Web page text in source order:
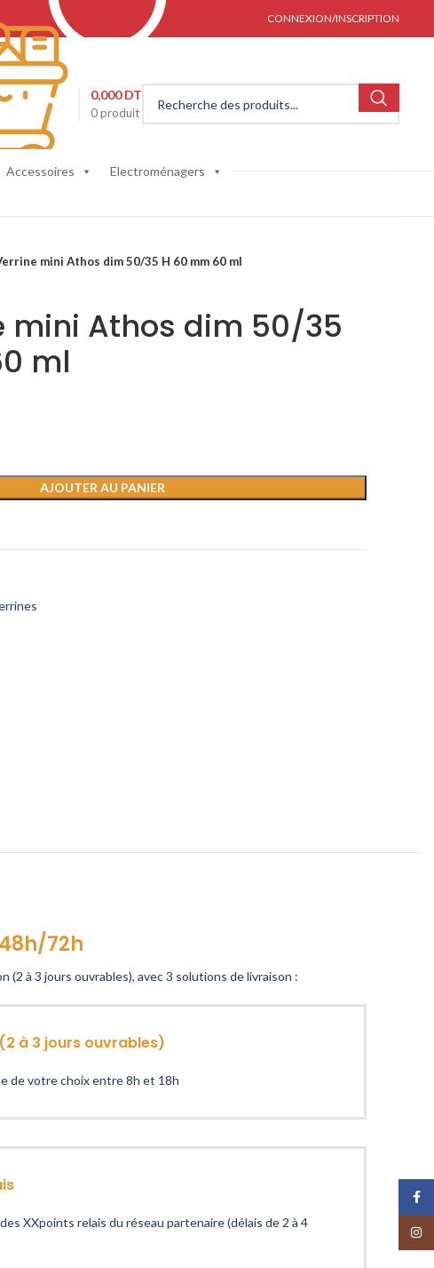
CONNEXION/INSCRIPTION
0produit
0,000DT
Accessoires Electroménagers
mini Athos dim 50/35 H 60 mm 60 ml
mini Athos dim 50/35
ml
AJOUTER AU PANIER
72h
(2 à 3 jours ouvrables), avec 3 solutions de livraison :
à 3 jours ouvrables)
de votre choix entre 8h et 18h
XXpoints relais du réseau partenaire (délais de 2 à 4